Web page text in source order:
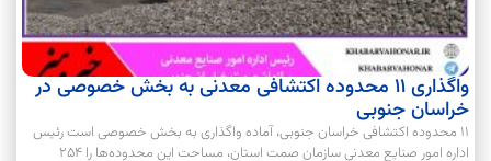
واگذاری ۱۱ محدوده اکتشافی معدنی به بخش خصوصی در
خراسان جنوبی
۱۱ محدوده اکتشافی خراسان جنوبی، آماده واگذاری به بخش خصوصی است رئیس
اداره امور صنایع معدنی سازمان صمت استان، مساحت این محدوده‌ها را ۲۵۴